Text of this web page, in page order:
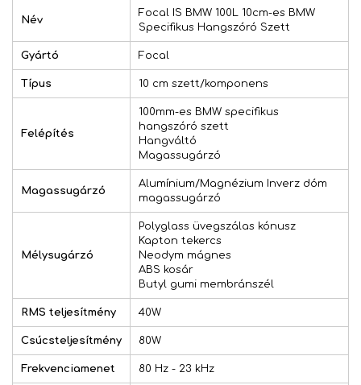
Név
Focal IS BMW 100L 10cm-es BMW
Specifikus Hangszóró Szett
Gyártó Focal
Típus 10 cm szett/komponens
Felépítés
100mm-es BMW specifikus
hangszóró szett
Hangváltó
Magassugárzó
Magassugárzó
Alumínium/Magnézium Inverz dóm
magassugárzó
Mélysugárzó
Polyglass üvegszálas kónusz
Kapton tekercs
Neodym mágnes
ABS kosár
Butyl gumi membránszél
RMS teljesítmény 40W
Csúcsteljesítmény 80W
Frekvenciamenet 80 Hz - 23 kHz